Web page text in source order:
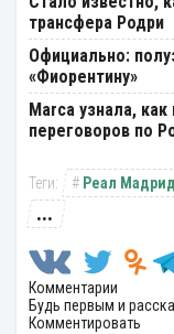
трансфера Родри
Официально:
«Фиорентину»
Marca узнала,
переговоров по
Реал Мадрид
...
Комментарии
Будь первым и
Комментировать